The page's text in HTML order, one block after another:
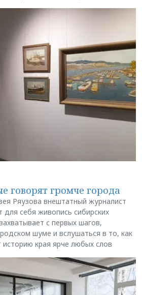
говорят громче города
Ряузова внештатный журналист
для себя живопись сибирских
с первых шагов,
шуме и вслушаться в то, как
историю края ярче любых слов